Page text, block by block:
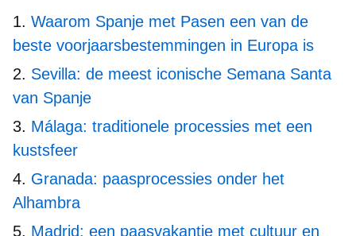
Waarom Spanje met Pasen een van de
beste voorjaarsbestemmingen in Europa is
Sevilla: de meest iconische Semana Santa
van Spanje
Málaga: traditionele processies met een
kustsfeer
Granada: paasprocessies onder het
Alhambra
Madrid: een paasvakantie met cultuur en